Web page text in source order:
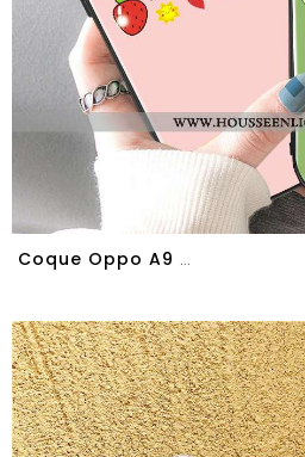
Coque Oppo A9 2020 Protection Verre Téléphone Portable Citron Rond Étui Verte